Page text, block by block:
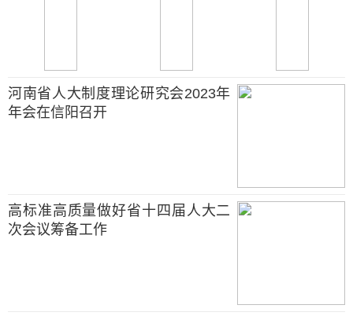
河南省人大制度理论研究会2023年
年会在信阳召开
高标准高质量做好省十四届人大二
次会议筹备工作